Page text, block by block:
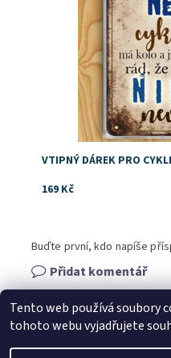
VTIPNÝ DÁREK PRO
169 Kč
Buďte první, kdo napíše
Přidat komentář
Tento web používá soubory
tohoto webu vyjadřujete